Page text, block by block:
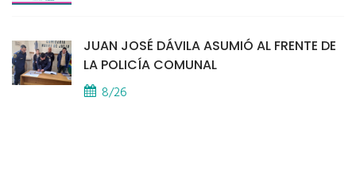
JUAN JOSÉ DÁVILA ASUMIÓ AL FRENTE DE
LA POLICÍA COMUNAL
8/26